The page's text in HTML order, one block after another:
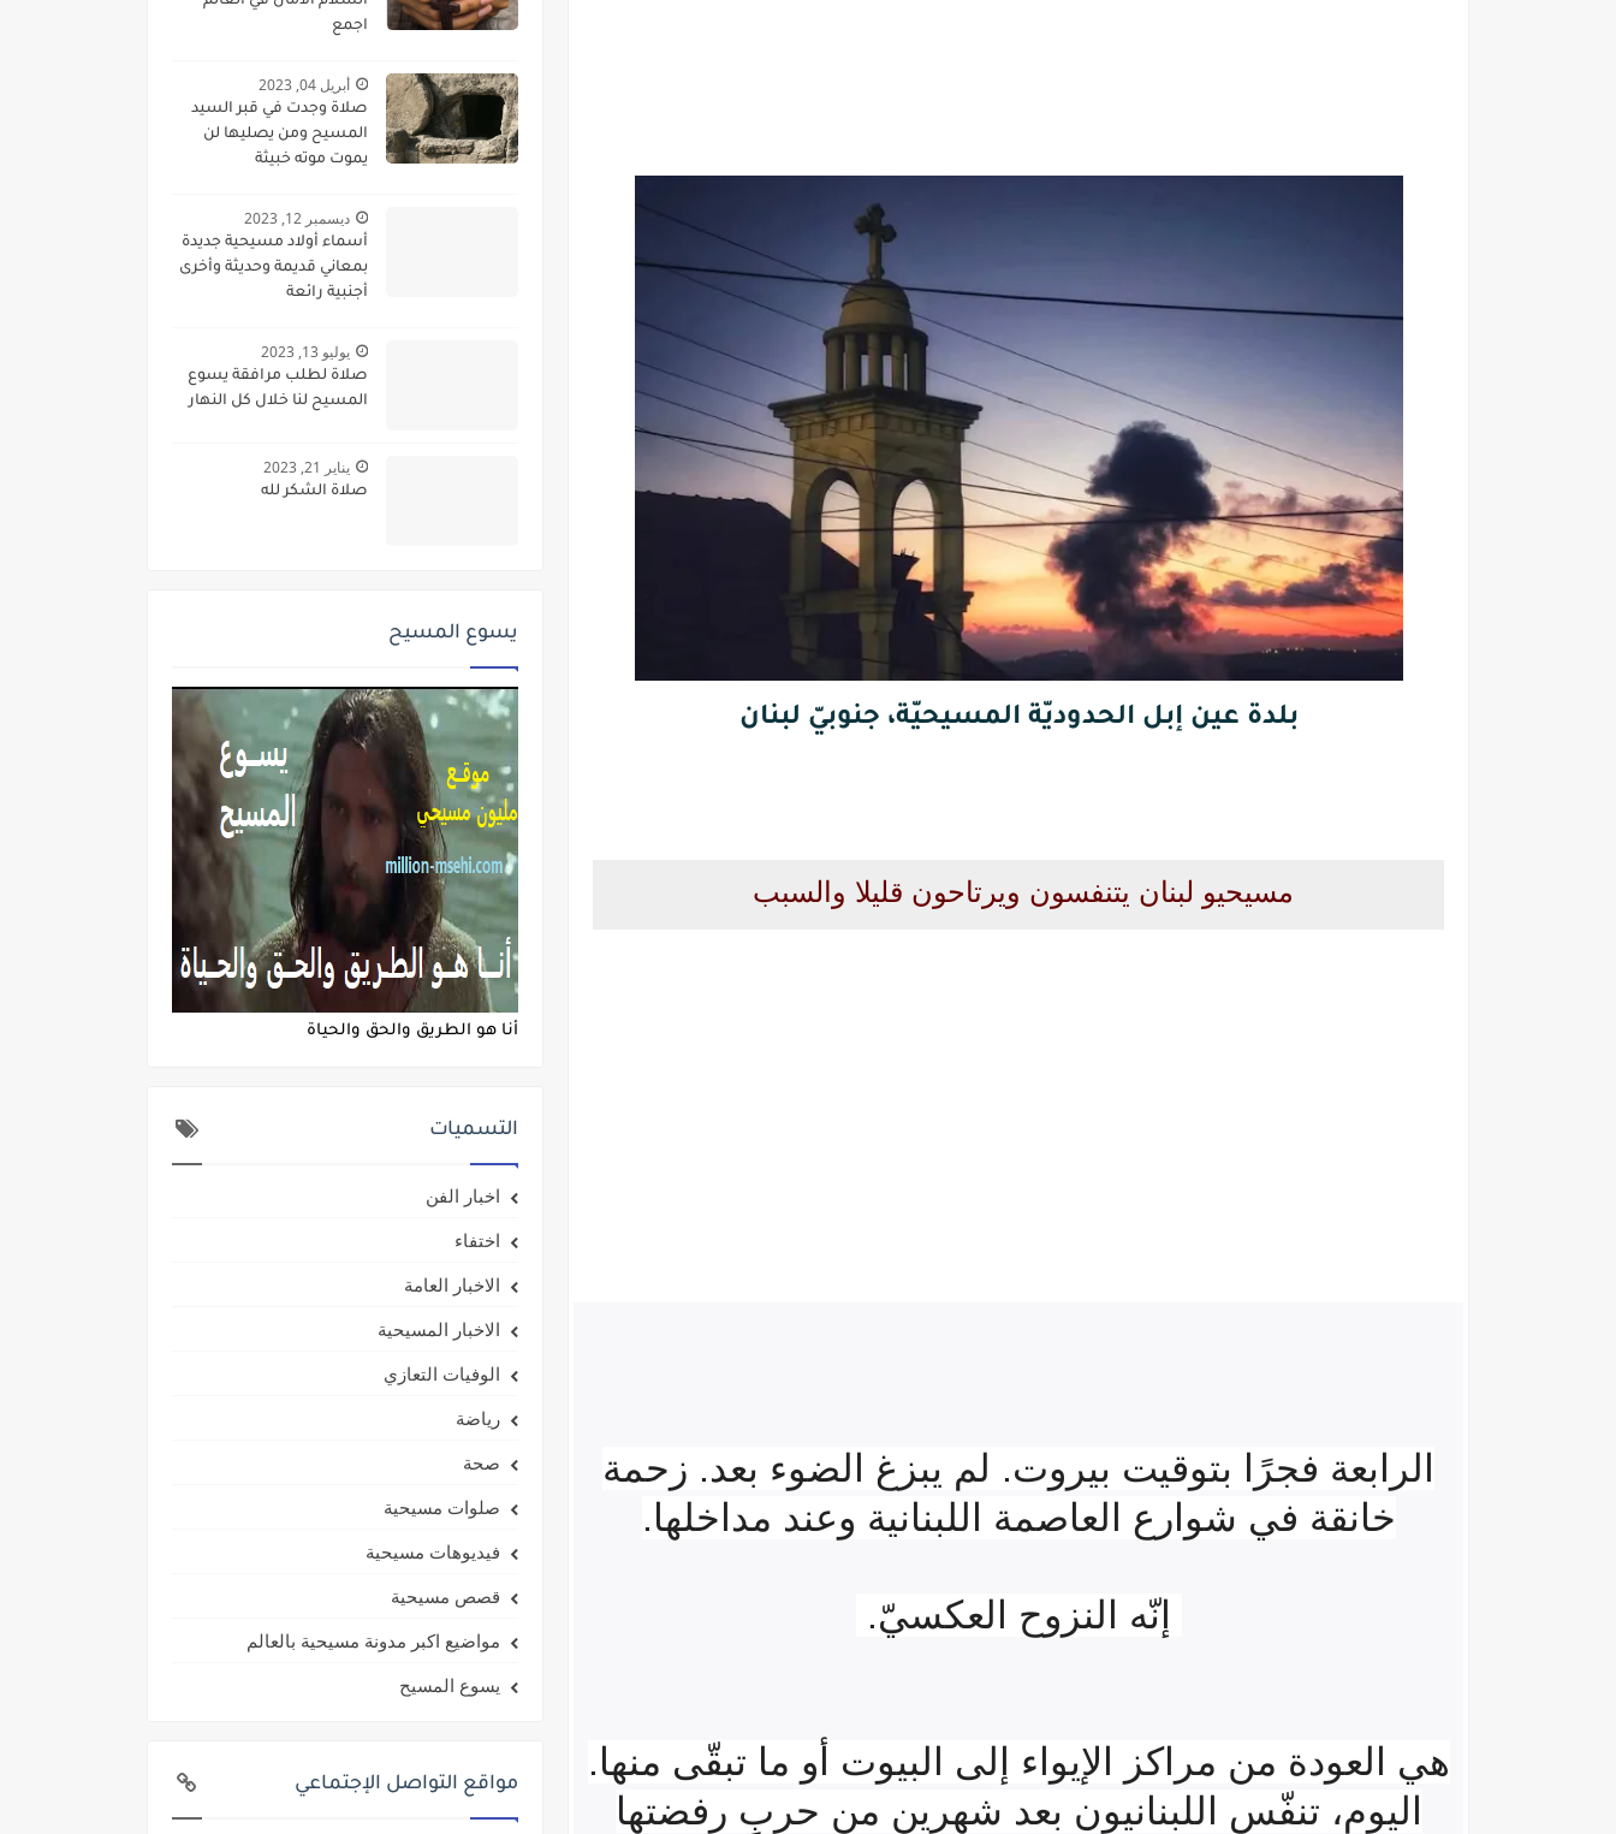
بلدة عين إبل الحدوديّة المسيحيّة، جنوبيّ لبنان
مسيحيو لبنان يتنفسون ويرتاحون قليلا والسبب
الرابعة فجرًا بتوقيت بيروت. لم يبزغ الضوء بعد. زحمة
خانقة في شوارع العاصمة اللبنانية وعند مداخلها.
إنّه النزوح العكسيّ.
هي العودة من مراكز الإيواء إلى البيوت أو ما تبقّى منها.
اليوم، تنفّس اللبنانيون بعد شهرين من حربٍ رفضتها
اجمع
أبريل 04, 2023
صلاة وجدت في قبر السيد
المسيح ومن يصليها لن
يموت موته خبيثة
ديسمبر 12, 2023
أسماء أولاد مسيحية جديدة
بمعاني قديمة وحديثة وأخرى
أجنبية رائعة
يوليو 13, 2023
صلاة لطلب مرافقة يسوع
المسيح لنا خلال كل النهار
يناير 21, 2023
صلاة الشكر لله
يسوع المسيح
أنا هو الطريق والحق والحياة
التسميات
اخبار الفن
اختفاء
الاخبار العامة
الاخبار المسيحية
الوفيات التعازي
رياضة
صحة
صلوات مسيحية
فيديوهات مسيحية
قصص مسيحية
مواضيع اكبر مدونة مسيحية بالعالم
يسوع المسيح
مواقع التواصل الإجتماعي